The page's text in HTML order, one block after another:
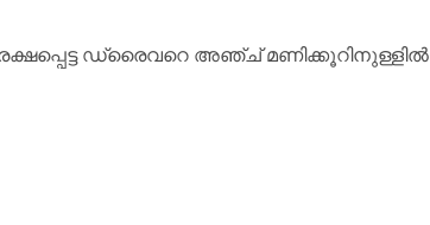
രക്ഷപ്പെട്ട ഡ്രൈവറെ അഞ്ച് മണിക്കൂറിനുള്ളിൽ